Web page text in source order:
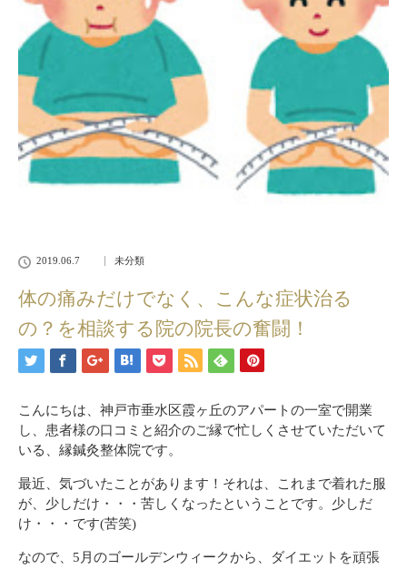
2019.06.7 未分類
体の痛みだけでなく、こんな症状治る
の？を相談する院の院長の奮闘！
こんにちは、神戸市垂水区霞ヶ丘のアパートの一室で開業
し、患者様の口コミと紹介のご縁で忙しくさせていただいて
いる、縁鍼灸整体院です。
最近、気づいたことがあります！それは、これまで着れた服
が、少しだけ・・・苦しくなったということです。少しだ
け・・・です(苦笑)
なので、5月のゴールデンウィークから、ダイエットを頑張